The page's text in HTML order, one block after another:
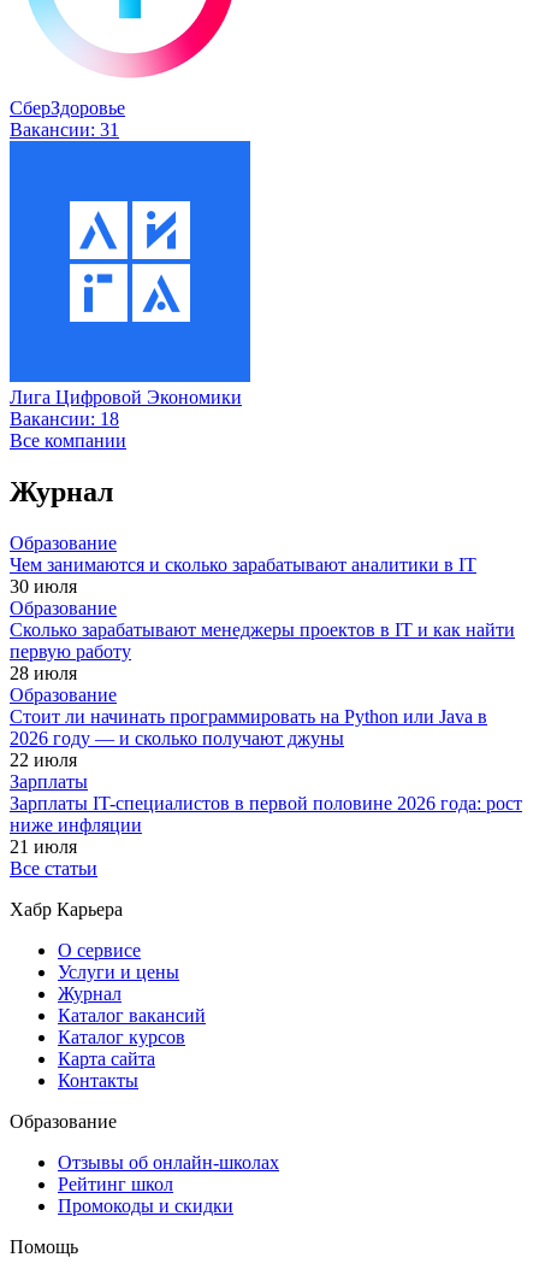
СберЗдоровье
Вакансии: 31
Лига Цифровой Экономики
Вакансии: 18
Все компании
Журнал
Образование
Чем занимаются и сколько зарабатывают аналитики в IT
30 июля
Образование
Сколько зарабатывают менеджеры проектов в IT и как найти
первую работу
28 июля
Образование
Стоит ли начинать программировать на Python или Java в
2026 году — и сколько получают джуны
22 июля
Зарплаты
Зарплаты IT-специалистов в первой половине 2026 года: рост
ниже инфляции
21 июля
Все статьи
Хабр Карьера
О сервисе
Услуги и цены
Журнал
Каталог вакансий
Каталог курсов
Карта сайта
Контакты
Образование
Отзывы об онлайн-школах
Рейтинг школ
Промокоды и скидки
Помощь